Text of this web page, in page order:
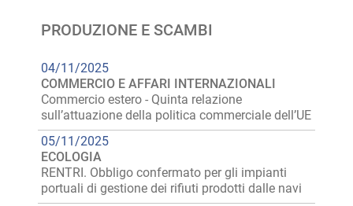
PRODUZIONE E SCAMBI
04/11/2025
COMMERCIO E AFFARI INTERNAZIONALI
Commercio estero - Quinta relazione
sull’attuazione della politica commerciale dell’UE
05/11/2025
ECOLOGIA
RENTRI. Obbligo confermato per gli impianti
portuali di gestione dei rifiuti prodotti dalle navi